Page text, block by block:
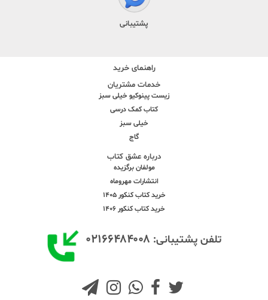
پشتیبانی
راهنمای خرید
خدمات مشتریان
زیست پینوکیو خیلی سبز
کتاب کمک درسی
خیلی سبز
گاج
درباره عشق کتاب
مولفان برگزیده
انتشارات مهروماه
خرید کتاب کنکور 1405
خرید کتاب کنکور 1406
تلفن پشتیبانی: ۰۲۱۶۶۴۸۴۰۰۸